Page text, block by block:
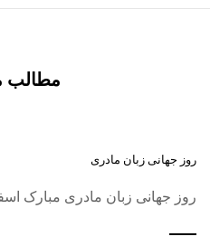
مطالب
روز جهانی زبان مادری
روز جهانی زبان مادری مبارک اسفند